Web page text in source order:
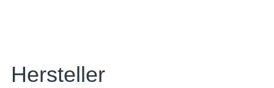
Hersteller